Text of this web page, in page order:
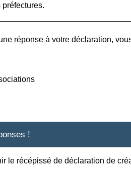
réponse à votre déclaration,
!
le récépissé de déclaration de